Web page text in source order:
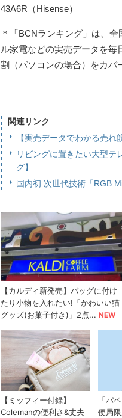
43A6R（Hisense）
＊「BCNランキング」は、
ル家電などの実売データを
割（パソコンの場合）をカバ
関連リンク
【実売データでわかる売れ
リビングに置きたい大型テ
グ】
国内初 次世代技術「RGB